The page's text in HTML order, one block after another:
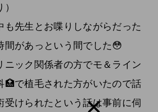
も先生とお喋りしながらだった
間があっという間でした😳
ニック関係者の方でモ＆ライン
🏥で植毛された方がいたので話
受けられたという話は事前に伺